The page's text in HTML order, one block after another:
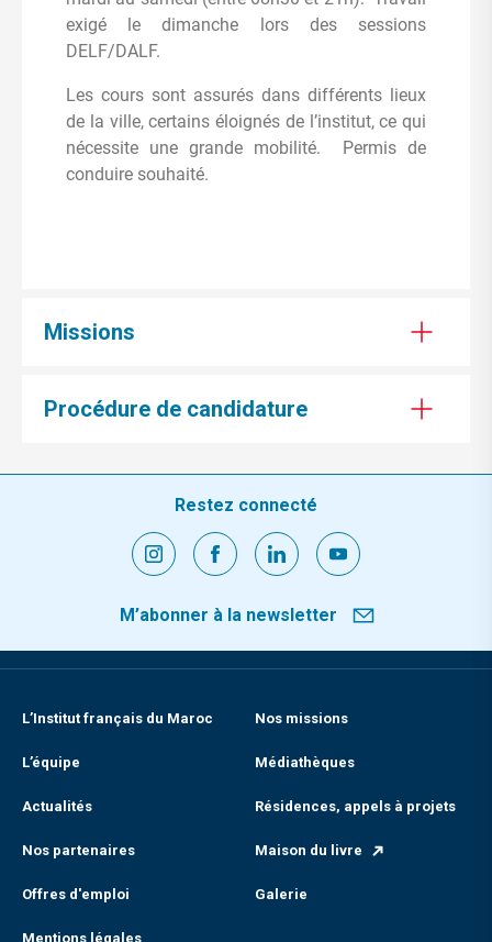
exigé le dimanche lors des sessions
DELF/DALF.
Les cours sont assurés dans différents lieux
de la ville, certains éloignés de l’institut, ce qui
nécessite une grande mobilité. Permis de
conduire souhaité.
Missions
Procédure de candidature
Restez connecté
M’abonner à la newsletter
L’Institut français du Maroc Nos missions
L’équipe Médiathèques
Actualités Résidences, appels à projets
Nos partenaires Maison du livre
Offres d'emploi Galerie
Mentions légales